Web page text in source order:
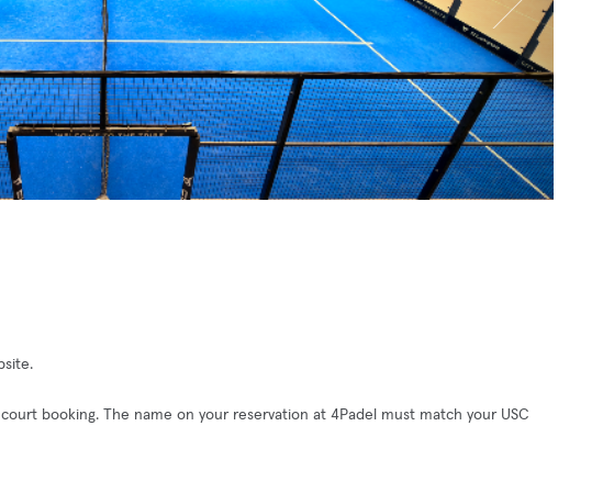
booking. The name on your reservation at 4Padel must match your USC